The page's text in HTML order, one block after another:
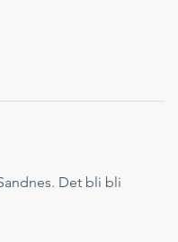
Det bli bli